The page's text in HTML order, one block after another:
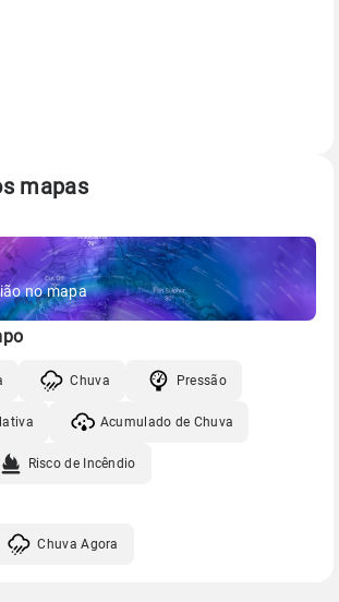
mapas
no mapa
Chuva Pressão
Acumulado de Chuva
Risco de Incêndio
Chuva Agora